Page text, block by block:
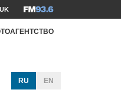
UK
RU EN